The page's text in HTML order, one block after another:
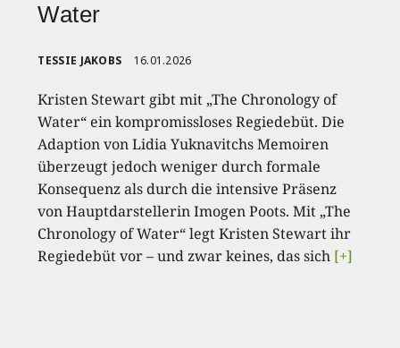
Water
TESSIE JAKOBS 16.01.2026
Kristen Stewart gibt mit „The Chronology of
Water“ ein kompromissloses Regiedebüt. Die
Adaption von Lidia Yuknavitchs Memoiren
überzeugt jedoch weniger durch formale
Konsequenz als durch die intensive Präsenz
von Hauptdarstellerin Imogen Poots. Mit „The
Chronology of Water“ legt Kristen Stewart ihr
Regiedebüt vor – und zwar keines, das sich [+]